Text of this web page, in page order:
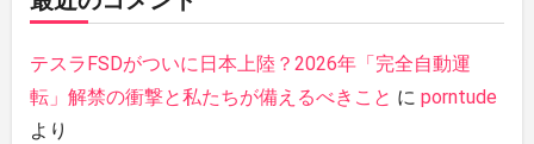
テスラFSDがついに日本上陸？2026年「完全自動運
転」解禁の衝撃と私たちが備えるべきこと に porntude
より